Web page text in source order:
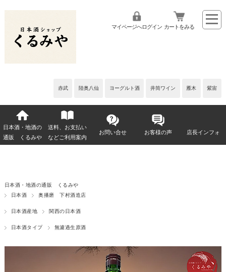
赤武 陸奥八仙 ヨーグルト酒 井筒ワイン 雁木 紫宙
マイページへログイン カートをみる
日本酒・地酒の
通販 くるみや
送料、お支払い
などご利用案内
お問い合せ お客様の声 店長インフォ
日本酒・地酒の通販 くるみや
日本酒
奥播磨 下村酒造店
日本酒産地 関西の日本酒
日本酒タイプ 無濾過生原酒